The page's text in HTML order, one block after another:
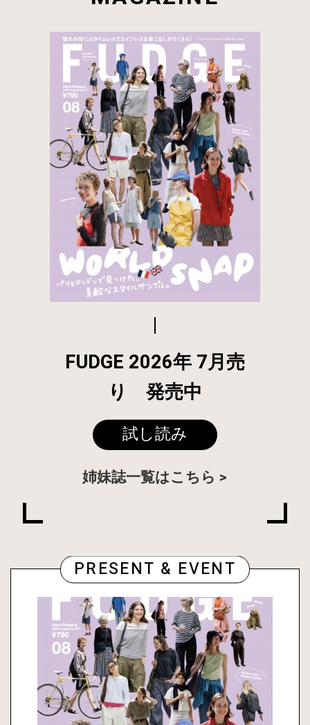
FUDGE 2026年 7月売
り 発売中
試し読み
姉妹誌一覧はこちら
PRESENT & EVENT